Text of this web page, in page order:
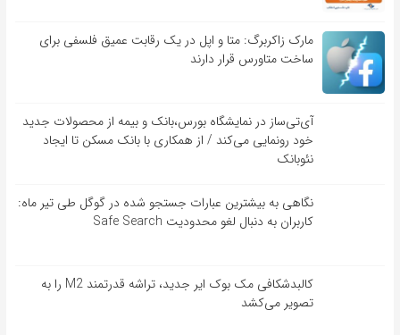
مارک زاکربرگ: متا و اپل در یک رقابت عمیق فلسفی برای
ساخت متاورس قرار دارند
آی‌تی‌ساز در نمایشگاه بورس،بانک و بیمه از محصولات جدید
خود رونمایی می‌کند / از همکاری با بانک مسکن تا ایجاد
نئوبانک
نگاهی به بیشترین عبارات جستجو شده در گوگل طی تیر ماه:
کاربران به دنبال لغو محدودیت Safe Search
کالبدشکافی مک بوک ایر جدید، تراشه قدرتمند M2 را به
تصویر می‌کشد